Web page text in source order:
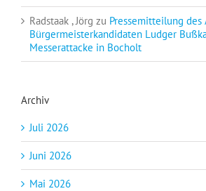
Radstaak , Jörg zu Pressemitteilung des
Bürgermeisterkandidaten Ludger
Messerattacke in Bocholt
Archiv
Juli 2026
Juni 2026
Mai 2026